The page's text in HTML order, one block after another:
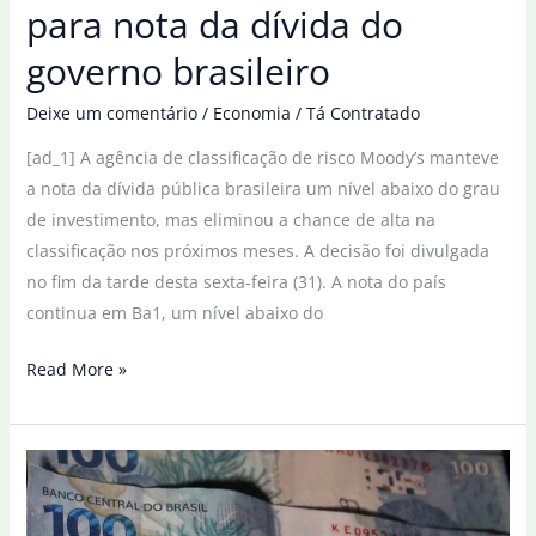
para nota da dívida do
governo brasileiro
Deixe um comentário / Economia / Tá Contratado
[ad_1] A agência de classificação de risco Moody’s manteve
a nota da dívida pública brasileira um nível abaixo do grau
de investimento, mas eliminou a chance de alta na
classificação nos próximos meses. A decisão foi divulgada
no fim da tarde desta sexta-feira (31). A nota do país
continua em Ba1, um nível abaixo do
Moody’s
perspectiva
para
nota
da
Read More »